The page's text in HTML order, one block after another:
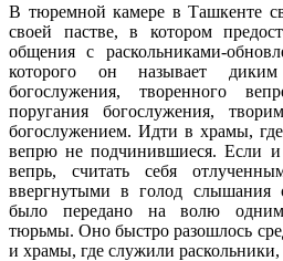
В тюремной камере в Ташкенте
своей пастве, в котором
общения с раскольниками-
которого он называет
богослужения, творенного
поругания богослужения,
богослужением. Идти в храмы,
вепрю не подчинившиеся. Если и
вепрь, считать себя
ввергнутыми в голод слышания
было передано на волю
тюрьмы. Оно быстро разошлось
и храмы, где служили раскольники,